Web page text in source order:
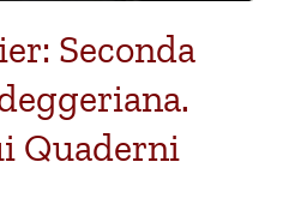
Seconda
Quaderni